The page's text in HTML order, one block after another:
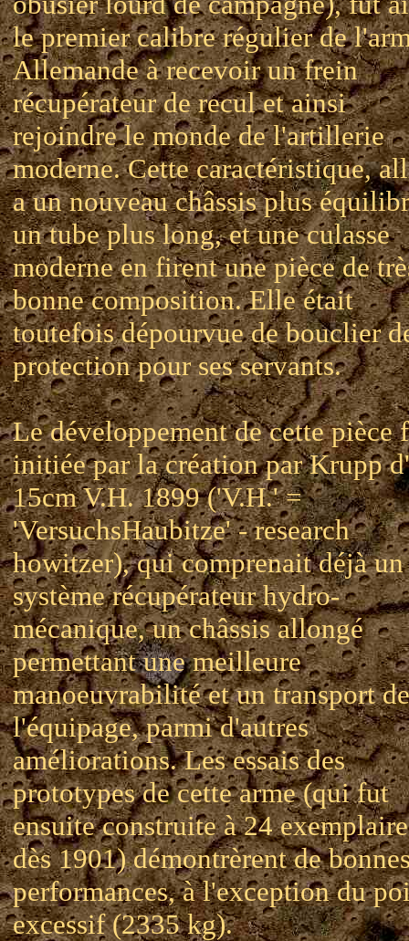
le premier calibre régulier de
Allemande à recevoir un frein
récupérateur de recul et ainsi
rejoindre le monde de l'artillerie
moderne. Cette caractéristique,
a un nouveau châssis plus
un tube plus long, et une culasse
moderne en firent une pièce de
bonne composition. Elle était
toutefois dépourvue de bouclier
protection pour ses servants.
Le développement de cette pièce
initiée par la création par Krupp
15cm V.H. 1899 ('V.H.' =
'VersuchsHaubitze' - research
howitzer), qui comprenait déjà un
système récupérateur hydro-
mécanique, un châssis allongé
permettant une meilleure
manoeuvrabilité et un transport de
l'équipage, parmi d'autres
améliorations. Les essais des
prototypes de cette arme (qui fut
ensuite construite à 24
dès 1901) démontrèrent de
performances, à l'exception du
excessif (2335 kg).